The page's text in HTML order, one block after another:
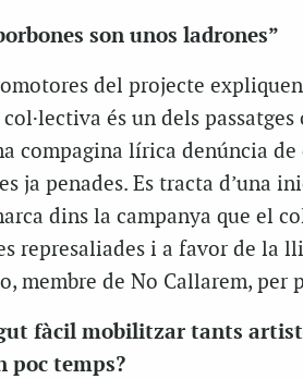
son unos ladrones”
del projecte
col·lectiva és un dels
compagina lírica denúncia
ja penades. Es tracta d’una
dins la campanya que el
represaliades i a favor de la
membre de No Callarem, per
fàcil mobilitzar tants
poc temps?